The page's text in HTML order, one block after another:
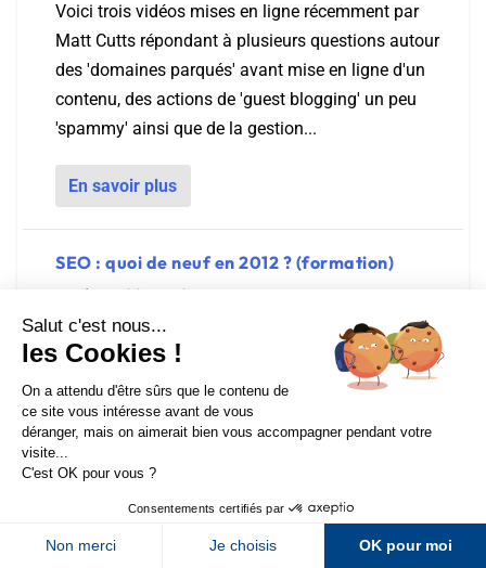
Sur LinkedIn Sur Youtube
Sur X Sur Facebook
Newsletter Abondance
Voici trois vidéos mises en ligne récemment par
Matt Cutts répondant à plusieurs questions autour
des 'domaines parqués' avant mise en ligne d'un
contenu, des actions de 'guest blogging' un peu
'spammy' ainsi que de la gestion...
En savoir plus
SEO : quoi de neuf en 2012 ? (formation)
Les Universités du Référencement proposent le 14
décembre prochain une journée pour présenter
toutes les nouveautés Google et SEO de 2012. Une
bonne façon de mettre ses connaissances à jour
et d'être sûr de ne rien avoir loupé...
En savoir plus